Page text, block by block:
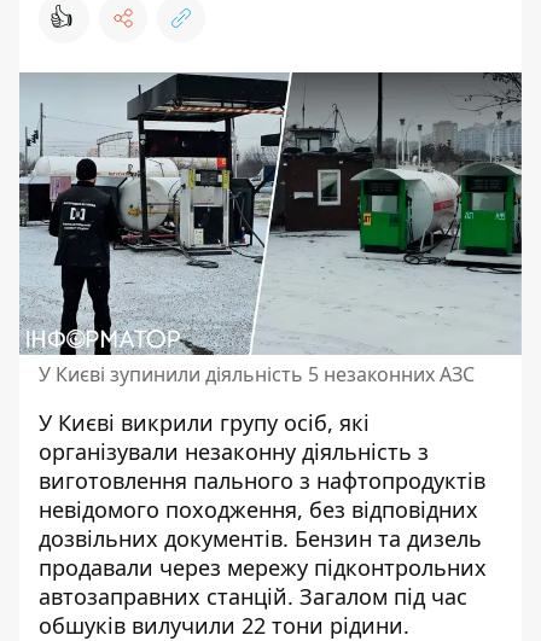
👍
У Києві зупинили діяльність 5 незаконних АЗС
У Києві викрили групу осіб, які
організували незаконну діяльність з
виготовлення пального з нафтопродуктів
невідомого походження, без відповідних
дозвільних документів. Бензин та дизель
продавали через мережу підконтрольних
автозаправних станцій. Загалом під час
обшуків вилучили 22 тони рідини.